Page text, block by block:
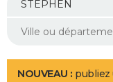
Mobiles
Meilleur smartphone
Internet
Ordinateurs
Jeux vidéo
Guide high-tech
Aménagement intérieur
LIFESTYLE
NOUVEAU : publiez